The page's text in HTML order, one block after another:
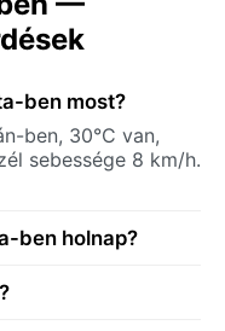
ben most?
ben, 30°C van,
sebessége 8 km/h.
ben holnap?